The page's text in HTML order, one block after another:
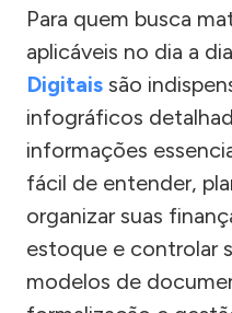
Para quem busca
aplicáveis no dia a
Digitais são
infográficos
informações
fácil de entender,
organizar suas
estoque e controlar
modelos de